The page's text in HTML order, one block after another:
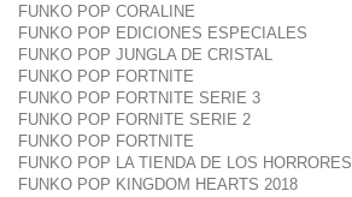
FUNKO POP CORALINE
FUNKO POP EDICIONES ESPECIALES
FUNKO POP JUNGLA DE CRISTAL
FUNKO POP FORTNITE
FUNKO POP FORTNITE SERIE 3
FUNKO POP FORNITE SERIE 2
FUNKO POP FORTNITE
FUNKO POP LA TIENDA DE LOS HORRORES
FUNKO POP KINGDOM HEARTS 2018